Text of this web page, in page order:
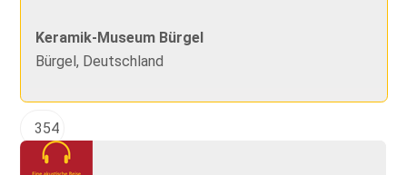
Keramik-Museum Bürgel
Bürgel, Deutschland
354